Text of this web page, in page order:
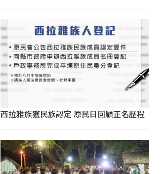
西拉雅族獲民族認定 原民日回顧正名歷程